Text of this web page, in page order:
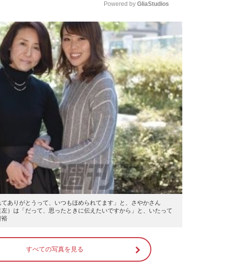
M
e
Powered by GliaStudios
てありがとうって、いつもほめられてます」と、さやかさん
左）は「だって、思ったときに伝えたいですから」と、いたって
すべての写真を見る